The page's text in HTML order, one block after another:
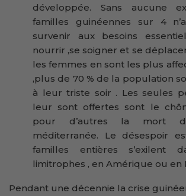
développée. Sans aucune
familles guinéennes sur 4
survenir aux besoins
nourrir ,se soigner et se
les femmes en sont les plus
,plus de 70 % de la population
à leur triste soir . Les seules
leur sont offertes sont le
pour d’autres la mort
méditerranée. Le désespoir
familles entières s’exilent
limitrophes , en Amérique ou en
Pendant une décennie la crise